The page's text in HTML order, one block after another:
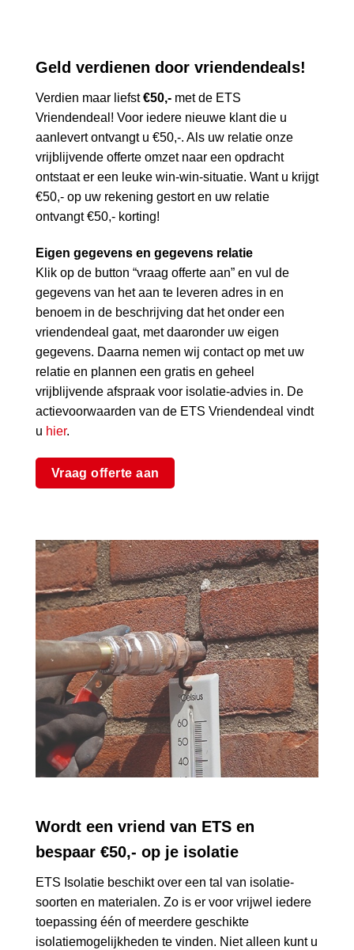
Geld verdienen door vriendendeals!
Verdien maar liefst€50,- met de ETS
Vriendendeal! Voor iedere nieuwe klant die u
aanlevert ontvangt u €50,-. Als uw relatie onze
vrijblijvende offerte omzet naar een opdracht
ontstaat er een leuke win-win-situatie. Want u krijgt
€50,- op uw rekening gestort en uw relatie
ontvangt €50,- korting!
Eigen gegevens en gegevens relatie
Klik op de button “vraag offerte aan” en vul de
gegevens van het aan te leveren adres in en
benoem in de beschrijving dat het onder een
vriendendeal gaat, met daaronder uw eigen
gegevens. Daarna nemen wij contact op met uw
relatie en plannen een gratis en geheel
vrijblijvende afspraak voor isolatie-advies in. De
actievoorwaarden van de ETS Vriendendeal vindt
u hier.
Vraag offerte aan
Wordt een vriend van ETS en
bespaar €50,- op je isolatie
ETS Isolatie beschikt over een tal van isolatie-
soorten en materialen. Zo is er voor vrijwel iedere
toepassing één of meerdere geschikte
isolatiemogelijkheden te vinden. Niet alleen kunt u